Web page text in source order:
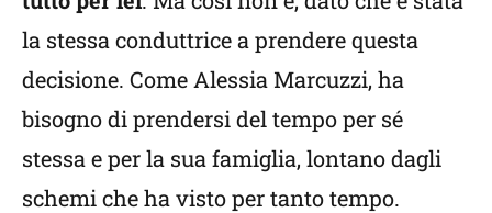
la stessa conduttrice a prendere questa
decisione. Come Alessia Marcuzzi, ha
bisogno di prendersi del tempo per sé
stessa e per la sua famiglia, lontano dagli
schemi che ha visto per tanto tempo.